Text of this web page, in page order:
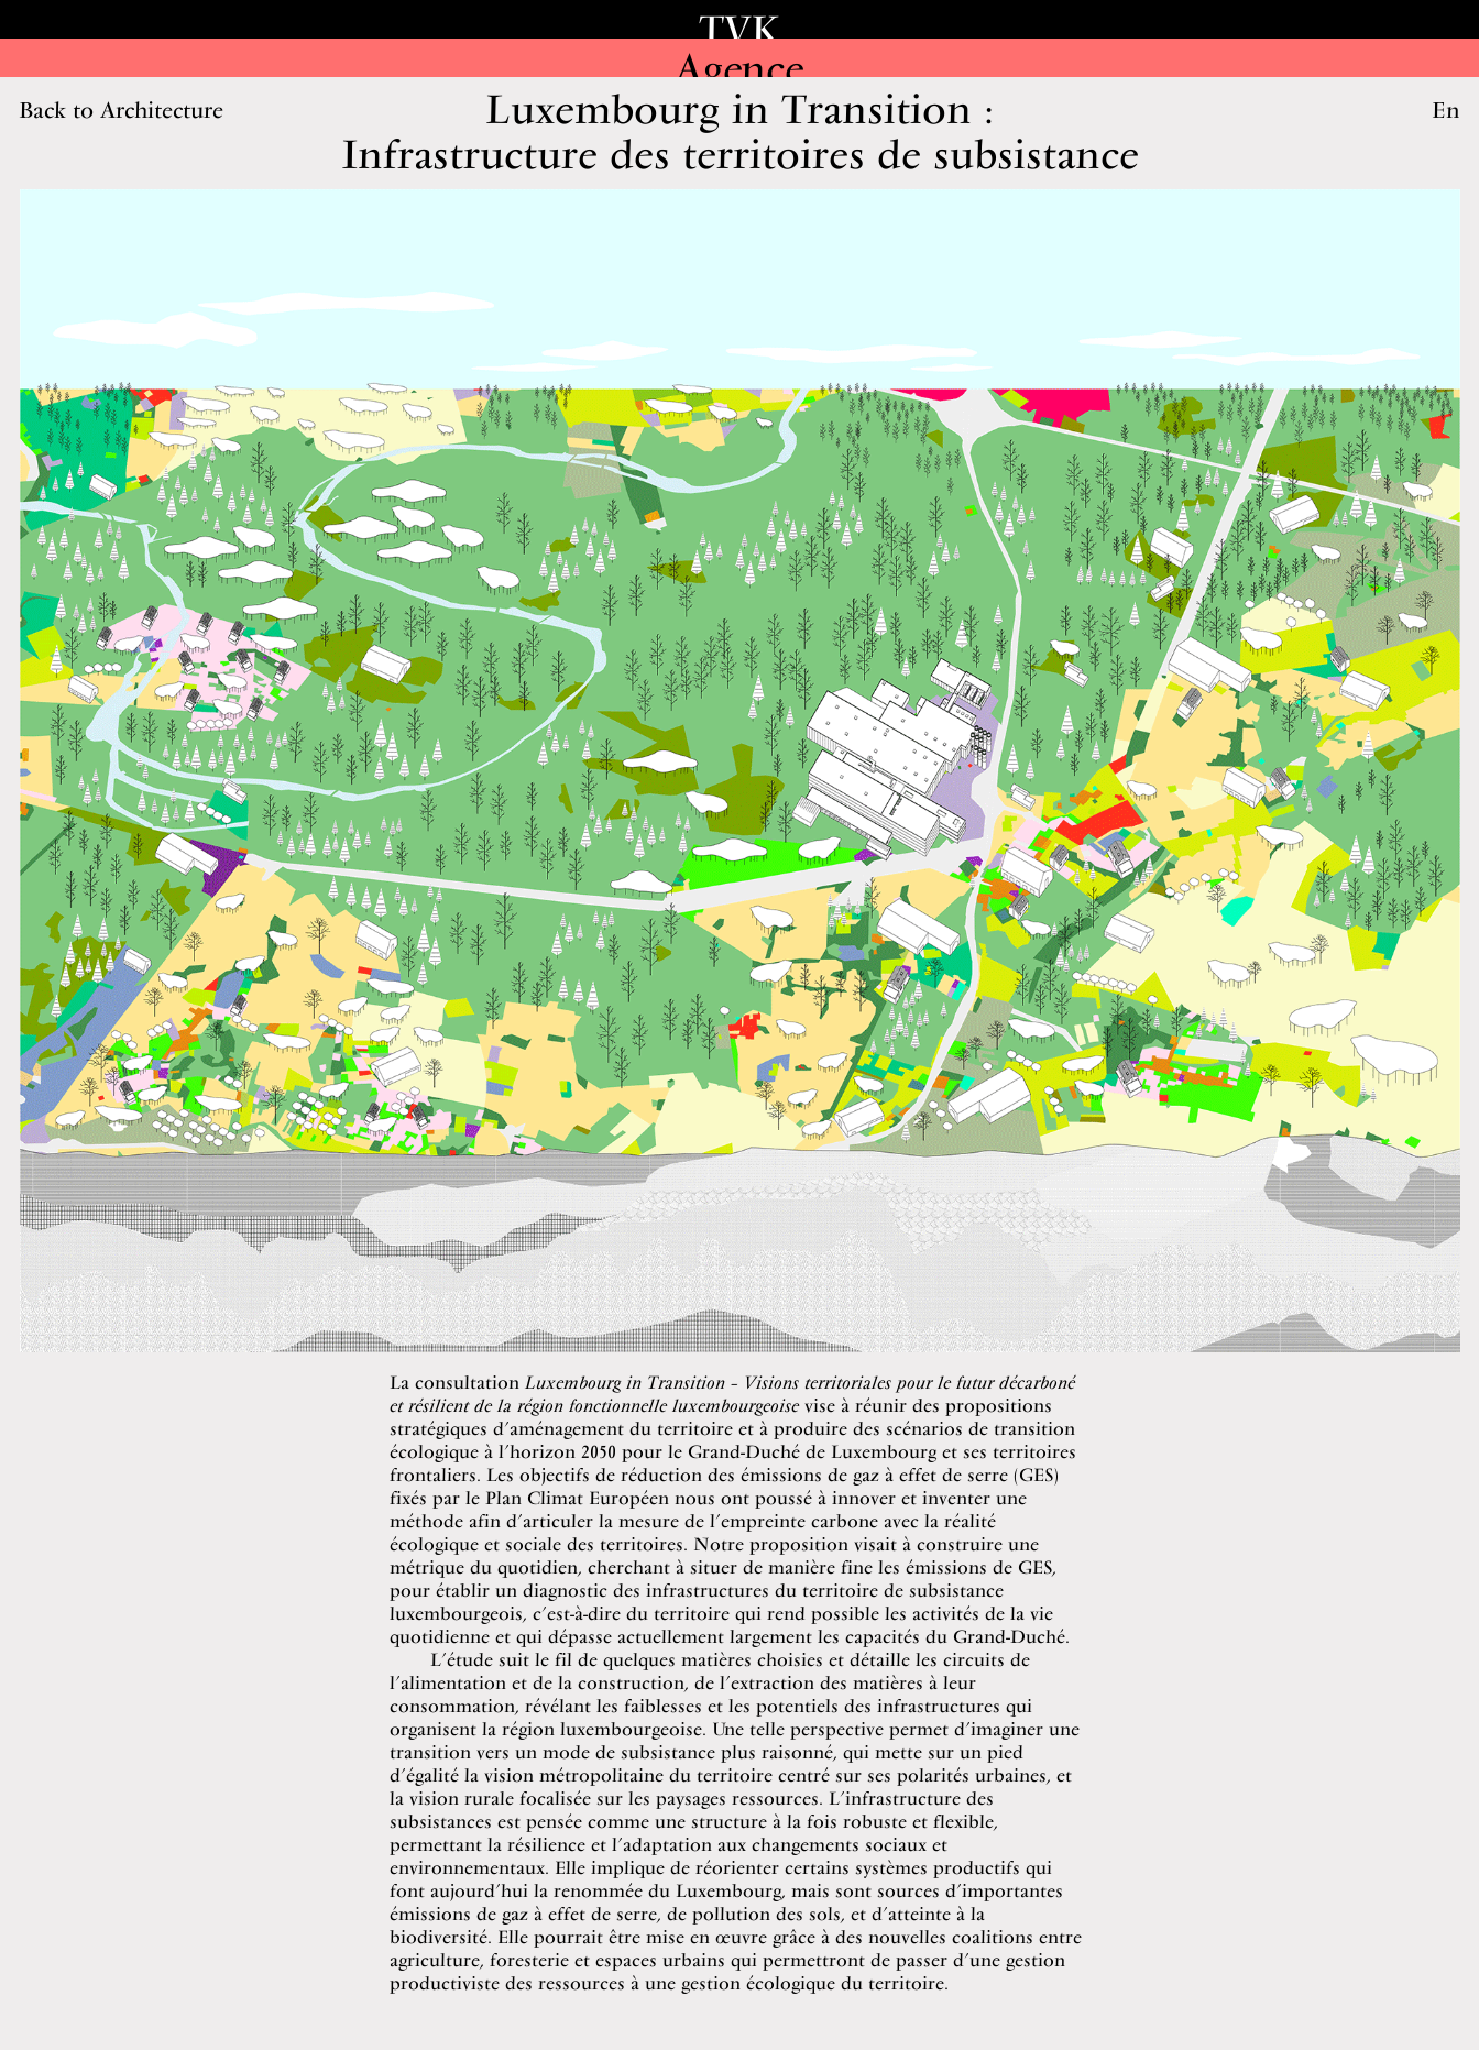
En
TVK
Agence
Back to Architecture
Luxembourg in Transition :
Infrastructure des territoires de subsistance
La consultation Luxembourg in Transition – Visions territoriales pour le futur décarboné
et résilient de la région fonctionnelle luxembourgeoisevise à réunir des propositions
stratégiques d’aménagement du territoire et à produire des scénarios de transition
écologique à l’horizon 2050 pour le Grand-Duché de Luxembourg et ses territoires
frontaliers. Les objectifs de réduction des émissions de gaz à effet de serre (GES)
fixés par le Plan Climat Européen nous ont poussé à innover et inventer une
méthode afin d’articuler la mesure de l’empreinte carbone avec la réalité
écologique et sociale des territoires. Notre proposition visait à construire une
métrique du quotidien, cherchant à situer de manière fine les émissions de GES,
pour établir un diagnostic des infrastructures du territoire de subsistance
luxembourgeois, c’est-à-dire du territoire qui rend possible les activités de la vie
quotidienne et qui dépasse actuellement largement les capacités du Grand-Duché.
L’étude suit le fil de quelques matières choisies et détaille les circuits de
l’alimentation et de la construction, de l’extraction des matières à leur
consommation, révélant les faiblesses et les potentiels des infrastructures qui
organisent la région luxembourgeoise. Une telle perspective permet d’imaginer une
transition vers un mode de subsistance plus raisonné, qui mette sur un pied
d’égalité la vision métropolitaine du territoire centré sur ses polarités urbaines, et
la vision rurale focalisée sur les paysages ressources. L’infrastructure des
subsistances est pensée comme une structure à la fois robuste et flexible,
permettant la résilience et l’adaptation aux changements sociaux et
environnementaux. Elle implique de réorienter certains systèmes productifs qui
font aujourd’hui la renommée du Luxembourg, mais sont sources d’importantes
émissions de gaz à effet de serre, de pollution des sols, et d’atteinte à la
biodiversité. Elle pourrait être mise en œuvre grâce à des nouvelles coalitions entre
agriculture, foresterie et espaces urbains qui permettront de passer d’une gestion
productiviste des ressources à une gestion écologique du territoire.